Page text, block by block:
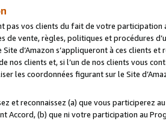
pas vos clients du fait de votre
de vente, règles, politiques et procédures
d’Amazon s’appliqueront à ces clients
nos clients et, si l’un de nos clients vous
les coordonnées figurant sur le Site
et reconnaissez (a) que vous participerez
Accord, (b) que ni votre participation au